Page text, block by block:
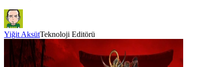
Yiğit AksütTeknoloji Editörü